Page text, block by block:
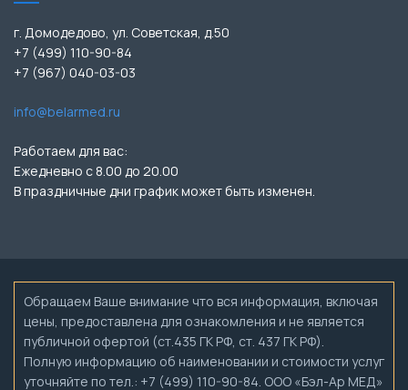
г. Домодедово, ул. Советская, д.50
+7 (499) 110-90-84
+7 (967) 040-03-03
info@belarmed.ru
Работаем для вас:
Ежедневно с 8.00 до 20.00
В праздничные дни график может быть изменен.
Обращаем Ваше внимание что вся информация, включая
цены, предоставлена для ознакомления и не является
публичной офертой (ст.435 ГК РФ, ст. 437 ГК РФ).
Полную информацию об наименовании и стоимости услуг
уточняйте по тел.: +7 (499) 110-90-84. ООО «Бэл-Ар МЕД»